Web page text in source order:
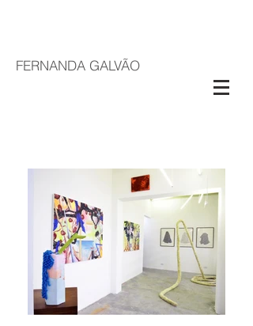
FERNANDA GALVÃO